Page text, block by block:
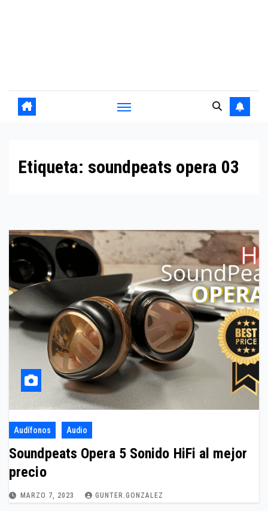
Etiqueta: soundpeats opera 03
Audífonos Audio
Soundpeats Opera 5 Sonido HiFi al mejor
precio
MARZO 7, 2023 GUNTER.GONZALEZ